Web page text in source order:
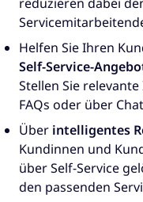
Helfen Sie Ihren
Self-Service-
Stellen Sie
FAQs oder über
Über intelligentes
Kundinnen und
über Self-Service
den passenden